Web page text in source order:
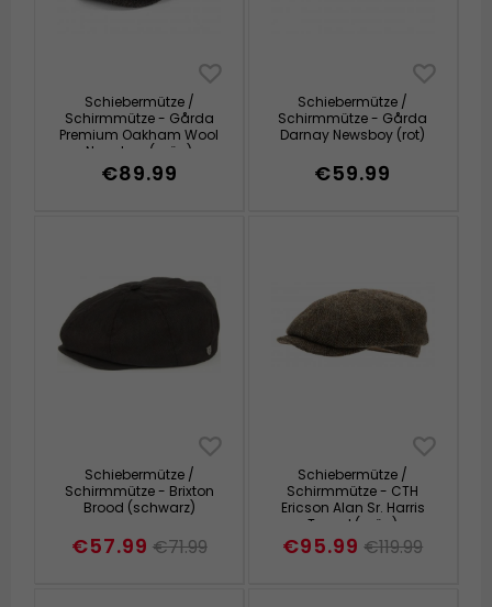
Schiebermütze /
Schirmmütze - Gårda
Premium Oakham Wool
Newsboy (grün)
€89.99
Schiebermütze /
Schirmmütze - Gårda
Darnay Newsboy (rot)
€59.99
Schiebermütze /
Schirmmütze - Brixton
Brood (schwarz)
€57.99 €71.99
Schiebermütze /
Schirmmütze - CTH
Ericson Alan Sr. Harris
Tweed (grün)
€95.99 €119.99